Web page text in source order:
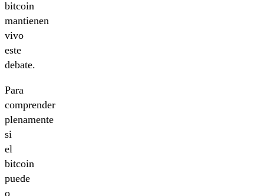
bitcoin
mantienen
vivo
este
debate.
Para
comprender
plenamente
si
el
bitcoin
puede
o